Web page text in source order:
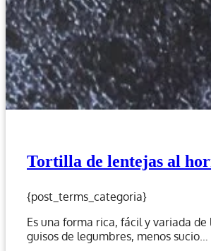
Tortilla de lentejas al
{post_terms_categoria}
Es una forma rica, fácil y variada de
guisos de legumbres, menos sucio…